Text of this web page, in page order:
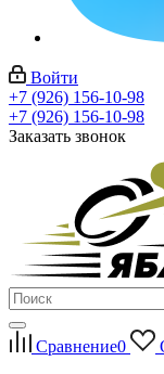
Войти
+7 (926) 156-10-98
+7 (926) 156-10-98
Заказать звонок
Сравнение0